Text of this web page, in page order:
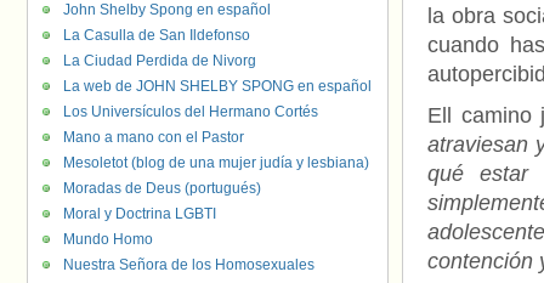
la obra
cuando
Ell camino
atraviesan
qué estar
contención
John Shelby Spong en español
La Casulla de San Ildefonso
La Ciudad Perdida de Nivorg
La web de JOHN SHELBY SPONG en español
Los Universículos del Hermano Cortés
Mano a mano con el Pastor
Mesoletot (blog de una mujer judía y lesbiana)
Moradas de Deus (portugués)
Moral y Doctrina LGBTI
Mundo Homo
Nuestra Señora de los Homosexuales